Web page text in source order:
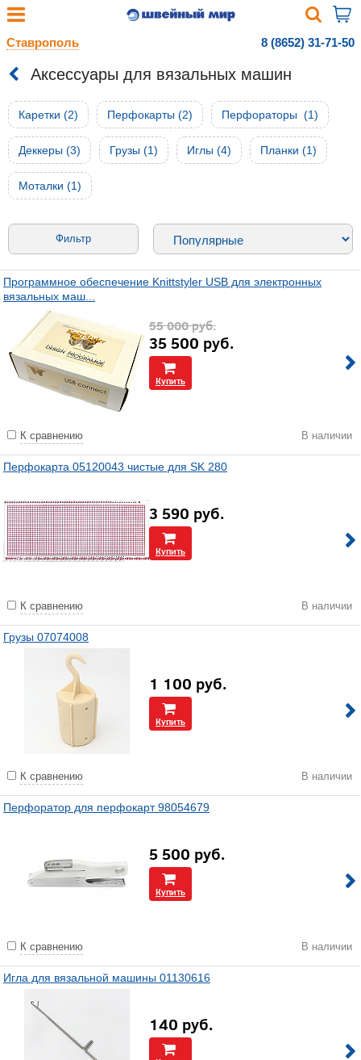
Ставрополь 8 (8652) 31-71-50
Аксессуары для вязальных машин
Каретки (2) Перфокарты (2) Перфораторы (1)
Деккеры (3) Грузы (1) Иглы (4) Планки (1)
Моталки (1)
Фильтр
Программное обеспечение Knittstyler USB для электронных
вязальных маш...
55 000руб.
35 500 руб.
Купить
К сравнению В наличии
Перфокарта 05120043 чистые для SK 280
3 590 руб.
Купить
К сравнению В наличии
Грузы 07074008
1 100 руб.
Купить
К сравнению В наличии
Перфоратор для перфокарт 98054679
5 500 руб.
Купить
К сравнению В наличии
Игла для вязальной машины 01130616
140 руб.